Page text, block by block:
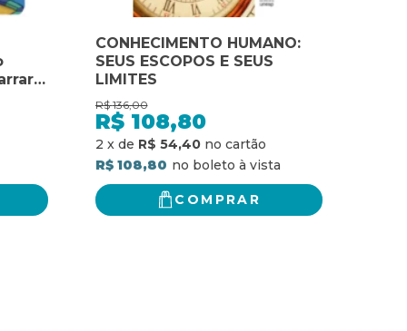
CONHECIMENTO HUMANO:
SEUS ESCOPOS E SEUS
LIMITES
R$ 136,00
R$ 108,80
2 x de R$ 54,40
R$ 108,80
COMPRAR